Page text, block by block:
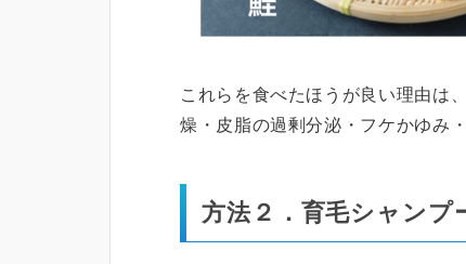
これらを食べたほうが良い理由は
燥・皮脂の過剰分泌・フケかゆみ
方法２．育毛シャンプ